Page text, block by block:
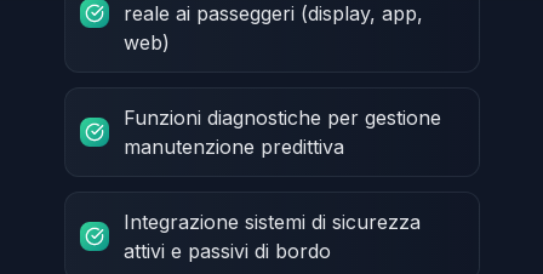
reale ai passeggeri (display, app,
web)
Funzioni diagnostiche per gestione
manutenzione predittiva
Integrazione sistemi di sicurezza
attivi e passivi di bordo